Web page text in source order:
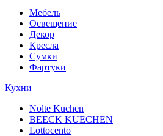
Мебель
Освещение
Декор
Кресла
Сумки
Фартуки
Кухни
Nolte Kuchen
BEECK KUECHEN
Lottocento